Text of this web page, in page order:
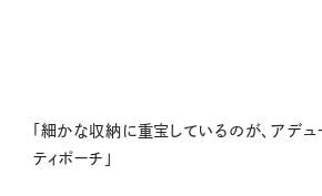
「細かな収納に重宝しているのが、アデュ
ティポーチ」